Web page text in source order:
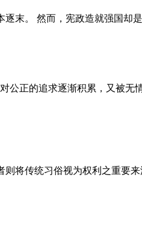
末。 然而，宪政造就强国却
公正的追求逐渐积累，又被无
则将传统习俗视为权利之重要